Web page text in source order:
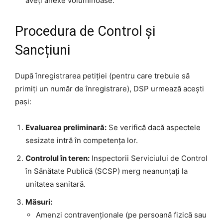
Procedura de Control și
Sancțiuni
După înregistrarea petiției (pentru care trebuie să
primiți un număr de înregistrare), DSP urmează acești
pași:
Evaluarea preliminară: Se verifică dacă aspectele
sesizate intră în competența lor.
Controlul în teren: Inspectorii Serviciului de Control
în Sănătate Publică (SCSP) merg neanunțați la
unitatea sanitară.
Măsuri:
Amenzi contravenționale (pe persoană fizică sau